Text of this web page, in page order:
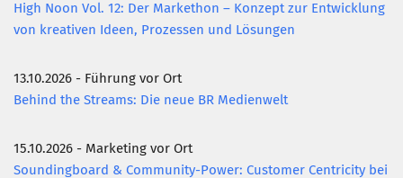
High Noon Vol. 12: Der Markethon – Konzept zur Entwicklung
von kreativen Ideen, Prozessen und Lösungen
13.10.2026 - Führung vor Ort
Behind the Streams: Die neue BR Medienwelt
15.10.2026 - Marketing vor Ort
Soundingboard & Community-Power: Customer Centricity bei